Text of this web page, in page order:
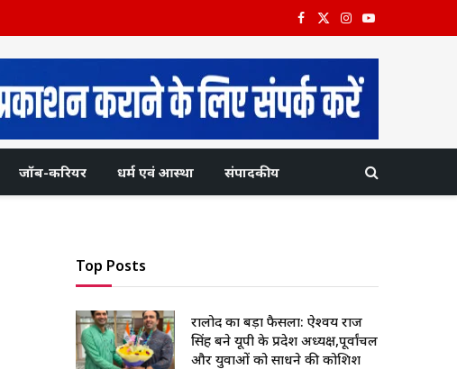
Facebook
X
Instagram
YouTube
जॉब-करियर धर्म एवं आस्था संपादकीय
Top Posts
रालोद का बड़ा फैसला: ऐश्वर्य राज
सिंह बने यूपी के प्रदेश अध्यक्ष,पूर्वांचल
और युवाओं को साधने की कोशिश